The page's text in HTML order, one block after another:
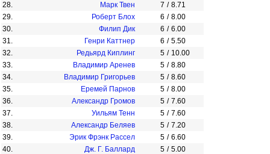
28.
Марк Твен 7 / 8.71
29.
Роберт Блох 6 / 8.00
30.
Филип Дик 6 / 6.00
31.
Генри Каттнер 6 / 5.50
32.
Редьярд Киплинг 5 / 10.00
33.
Владимир Аренев 5 / 8.80
34.
Владимир Григорьев 5 / 8.60
35.
Еремей Парнов 5 / 8.00
36.
Александр Громов 5 / 7.60
37.
Уильям Тенн 5 / 7.60
38.
Александр Беляев 5 / 7.20
39.
Эрик Фрэнк Рассел 5 / 6.60
40.
Дж. Г. Баллард 5 / 5.00